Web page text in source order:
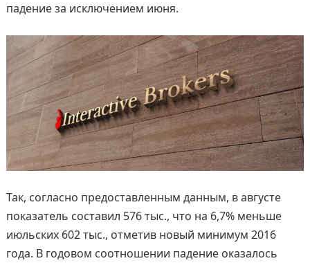
падение за исключением июня.
Так, согласно предоставленным данным, в августе
показатель составил 576 тыс., что на 6,7% меньше
июльских 602 тыс., отметив новый минимум 2016
года. В годовом соотношении падение оказалось